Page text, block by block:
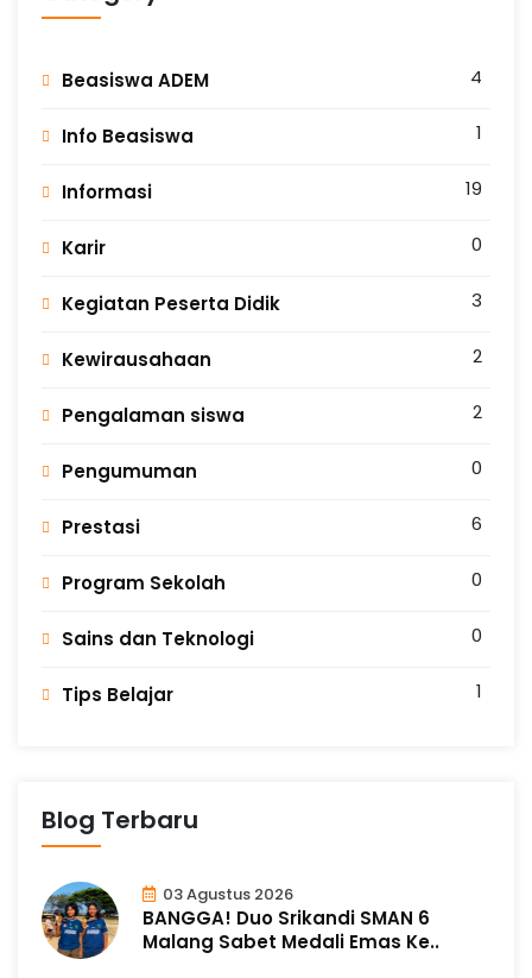
Beasiswa ADEM 4
Info Beasiswa 1
Informasi 19
Karir 0
Kegiatan Peserta Didik 3
Kewirausahaan 2
Pengalaman siswa 2
Pengumuman 0
Prestasi 6
Program Sekolah 0
Sains dan Teknologi 0
Tips Belajar 1
Blog Terbaru
03 Agustus 2026
BANGGA! Duo Srikandi SMAN 6
Malang Sabet Medali Emas Ke..